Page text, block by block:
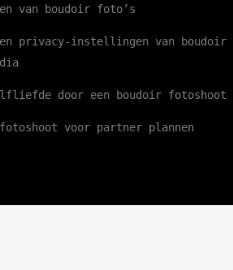
van boudoir foto’s
privacy-instellingen van boudoir
door een boudoir fotoshoot
voor partner plannen